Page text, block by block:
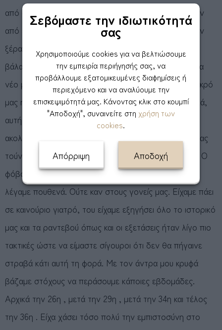
Σεβόμαστε την ιδιωτικότητά
σας
Χρησιμοποιούμε cookies για να βελτιώσουμε
την εμπειρία περιήγησής σας, να
προβάλλουμε εξατομικευμένες διαφημίσεις ή
περιεχόμενο και να αναλύουμε την
επισκεψιμότητά μας. Κάνοντας κλικ στο κουμπί
"Αποδοχή", συναινείτε στη χρήση των
cookies.
Απόρριψη Αποδοχή